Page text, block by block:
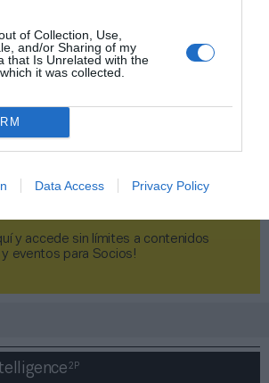
of Collection, Use,
and/or Sharing of my
that Is Unrelated with the
it was collected.
Data Access Privacy Policy
y accede sin límites a contenidos
y eventos para Socios!​​​​​​​
2P